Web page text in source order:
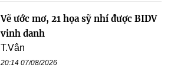
Vẽ ước mơ, 21 họa sỹ nhí được BIDV
vinh danh
T.Vân
20:14 07/08/2026